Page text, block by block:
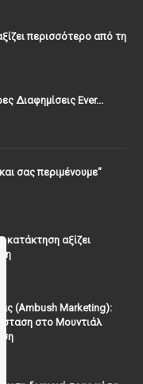
περισσότερο από τη
Διαφημίσεις Ever...
σας περιμένουμε"
κατάκτηση αξίζει
(Ambush Marketing):
στο Μουντιάλ